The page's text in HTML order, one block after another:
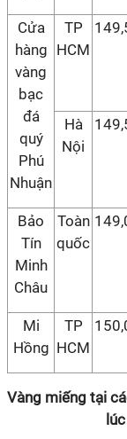
Cửa
hàng
vàng
bạc
đá
quý
Phú
Nhuận
TP
HCM
Hà
Nội
Bảo
Tín
Minh
Châu
Toàn
quốc
Mi
Hồng
TP
HCM
Vàng miếng tại